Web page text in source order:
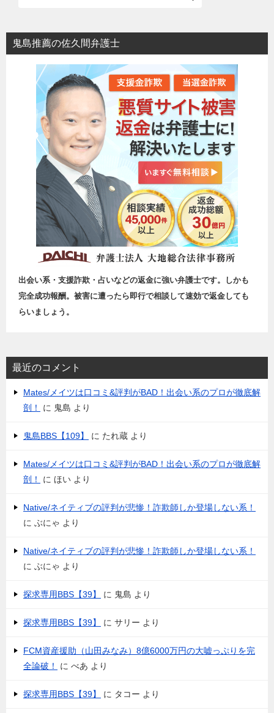
鬼島推薦の佐久間弁護士
出会い系・支援詐欺・占いなどの返金に強い弁護士です。しかも
完全成功報酬。被害に遭ったら即行で相談して速効で返金しても
らいましょう。
最近のコメント
Mates/メイツは口コミ&評判がBAD！出会い系のプロが徹底解
剖！
に 鬼島 より
鬼島BBS【109】 に たれ蔵 より
Mates/メイツは口コミ&評判がBAD！出会い系のプロが徹底解
剖！
に ほい より
Native/ネイティブの評判が悲惨！詐欺師しか登場しない系！
に ぶにゃ より
Native/ネイティブの評判が悲惨！詐欺師しか登場しない系！
に ぶにゃ より
探求専用BBS【39】 に 鬼島 より
探求専用BBS【39】 に サリー より
FCM資産援助（山田みなみ）8億6000万円の大嘘っぷりを完
全論破！
に べあ より
探求専用BBS【39】 に タコー より